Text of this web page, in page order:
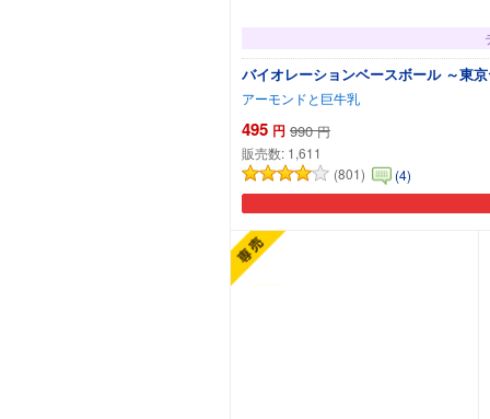
バイオレーションベースボール ～東
アーモンドと巨牛乳
495 円 990 円
販売数: 1,611
(801)
(4)